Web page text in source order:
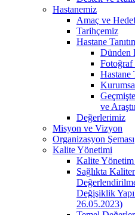
Hastanemiz
Amaç ve
Tarihçemiz
Hastane
Dünden
Fotoğraf
Hastane
ve
Değerlerimiz
Misyon ve Vizyon
Organizasyon Şeması
Kalite Yönetimi
Kalite Yönetim
Sağlıkta
Değişiklik
26.05.2023)